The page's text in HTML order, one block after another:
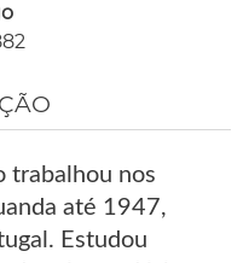
trabalhou nos
até 1947,
Estudou